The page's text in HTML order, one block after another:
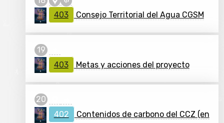
403 Consejo Territorial del Agua CGSM
403 Metas y acciones del proyecto
402
Contenidos de carbono del CCZ (en